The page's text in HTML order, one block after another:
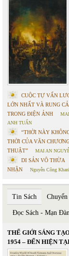
CUỘC TỰ VẤN
LỚN NHẤT VÀ RUNG
TRONG ĐIỆN ẢNH
ANH TUẤN
“THỜI NÀY
THỜI CỦA VĂN
THUẬT”
MAI AN
DI SẢN VÔ THỪA
NHẬN
Nguyễn Công
Tin Sách
Đọc Sách - Mạn
THẾ GIỚI SÁNG
1954 – ĐẾN HIỆN